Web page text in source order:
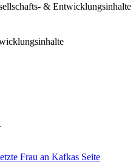
& Entwicklungsinhalte